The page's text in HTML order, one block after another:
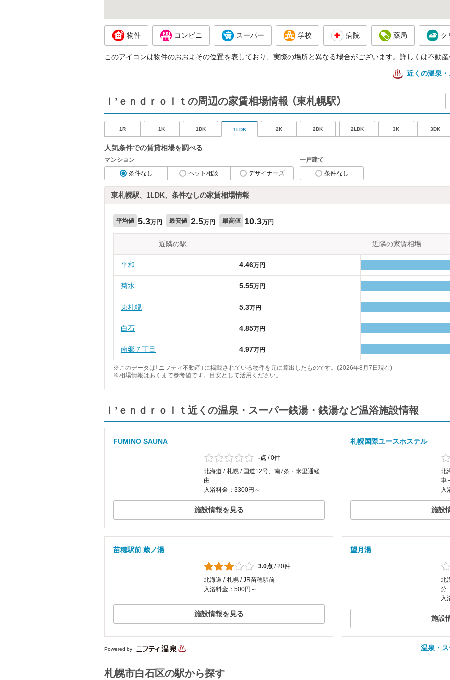
物件 コンビニ スーパー 学校 病院 薬局 ク
このアイコンは物件のおおよその位置を表しており、実際の場所と異なる場合がございます。詳しくは不動
近くの温泉
ｌ’ｅｎｄｒｏｉｔの周辺の家賃相場情報 （東札幌駅）
1R 1K 1DK 1LDK 2K 2DK 2LDK 3K 3DK
人気条件での賃貸相場を調べる
マンション
条件なし
ペット相談 デザイナーズ
一戸建て
条件なし
東札幌駅、1LDK、条件なしの家賃相場情報
平均値 5.3万円 最安値 2.5万円 最高値 10.3万円
近隣の駅 近隣の家賃相場
平和 4.46万円
菊水 5.55万円
東札幌 5.3万円
白石 4.85万円
南郷７丁目 4.97万円
※このデータは「ニフティ不動産」に掲載されている物件を元に算出したものです。(2026年8月7日現在)
※相場情報はあくまで参考値です。目安として活用ください。
ｌ’ｅｎｄｒｏｉｔ近くの温泉・スーパー銭湯・銭湯など温浴施設情報
FUMINO SAUNA
-点 /0件
北海道 / 札幌 / 国道12号、南7条・米里通経
由
入浴料金：3300円～
施設情報を見る
札幌国際ユースホステル
北
車
入
施設
苗穂駅前 蔵ノ湯
3.0点 /20件
北海道 / 札幌 / JR苗穂駅前
入浴料金：500円～
施設情報を見る
望月湯
北
分
入
施設
Powered by 温泉・
札幌市白石区の駅から探す